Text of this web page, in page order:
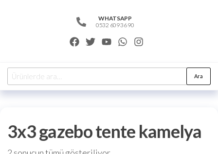
WHATSAPP
0532 609 36 90
Ara
3x3 gazebo tente kamelya